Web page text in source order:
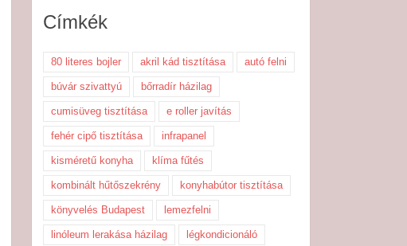
Címkék
80 literes bojler akril kád tisztítása autó felni
búvár szivattyú bőrradír házilag
cumisüveg tisztítása e roller javítás
fehér cipő tisztítása infrapanel
kisméretű konyha klíma fűtés
kombinált hűtőszekrény konyhabútor tisztítása
könyvelés Budapest lemezfelni
linóleum lerakása házilag légkondicionáló